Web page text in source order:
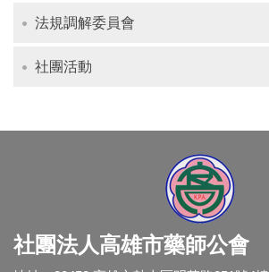
法規調解委員會
社團活動
社團法人高雄市藥師公會